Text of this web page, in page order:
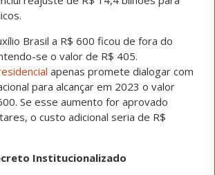
Brasil a R$ 600 ficou de fora do
se o valor de R$ 405.
apenas promete dialogar com
para alcançar em 2023 o valor
Se esse aumento for aprovado
o custo adicional seria de R$
Institucionalizado